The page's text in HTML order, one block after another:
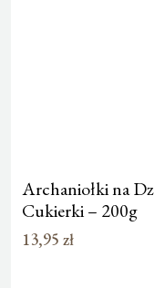
Archaniołki na
Cukierki – 200g
13,95 zł